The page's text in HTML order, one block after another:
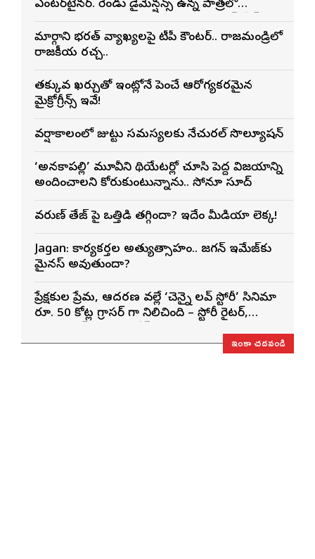
ఎంటర్‌టైనర్. రెండు డైమెన్షన్స్ ఉన్న పాత్రలో
మార్గాని భరత్ వ్యాఖ్యలపై టీడీపీ కౌంటర్.. రాజమండ్రిలో
రాజకీయ రచ్చ..
తక్కువ ఖర్చుతో ఇంట్లోనే పెంచే ఆరోగ్యకరమైన
మైక్రోగ్రీన్స్ ఇవే!
వర్షాకాలంలో జుట్టు సమస్యలకు నేచురల్ సొల్యూషన్
‘అనకాపల్లి’ మూవీని థియేటర్లో చూసి పెద్ద విజయాన్ని
అందించాలని కోరుకుంటున్నాను.. సోనూ సూద్
వరుణ్ తేజ్‌ పై ఒత్తిడి తగ్గిందా? ఇదేం మీడియా లెక్క!
Jagan: కార్యకర్తల అత్యుత్సాహం.. జగన్ ఇమేజ్‌కు
మైనస్ అవుతుందా?
ప్రేక్షకుల ప్రేమ, ఆదరణ వల్లే ‘చెన్నై లవ్ స్టోరీ’ సినిమా
రూ. 50 కోట్ల గ్రాసర్ గా నిలిచింది – స్టోరీ రైటర్,
ఇంకా చదవండి